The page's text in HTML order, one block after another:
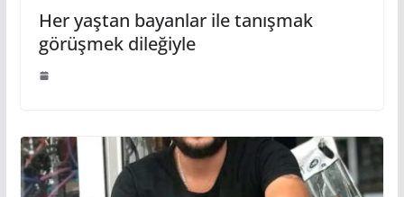
Her yaştan bayanlar ile tanışmak
görüşmek dileğiyle